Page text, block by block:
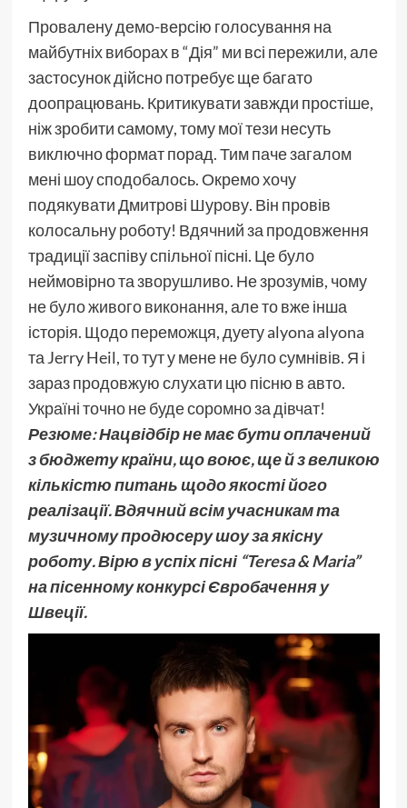
Провалену демо-версію голосування на
майбутніх виборах в “Дія” ми всі пережили, але
застосунок дійсно потребує ще багато
доопрацювань. Критикувати завжди простіше,
ніж зробити самому, тому мої тези несуть
виключно формат порад. Тим паче загалом
мені шоу сподобалось. Окремо хочу
подякувати Дмитрові Шурову. Він провів
колосальну роботу! Вдячний за продовження
традиції заспіву спільної пісні. Це було
неймовірно та зворушливо. Не зрозумів, чому
не було живого виконання, але то вже інша
історія. Щодо переможця, дуету alyona alyona
та Jerry Heil, то тут у мене не було сумнівів. Я і
зараз продовжую слухати цю пісню в авто.
Україні точно не буде соромно за дівчат!
Резюме: Нацвідбір не має бути оплачений
з бюджету країни, що воює, ще й з великою
кількістю питань щодо якості його
реалізації. Вдячний всім учасникам та
музичному продюсеру шоу за якісну
роботу. Вірю в успіх пісні “Teresa & Maria”
на пісенному конкурсі Євробачення у
Швеції.